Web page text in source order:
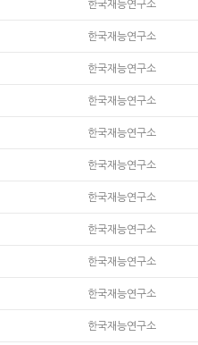
한국재능연구소
한국재능연구소
한국재능연구소
한국재능연구소
한국재능연구소
한국재능연구소
한국재능연구소
한국재능연구소
한국재능연구소
한국재능연구소
한국재능연구소